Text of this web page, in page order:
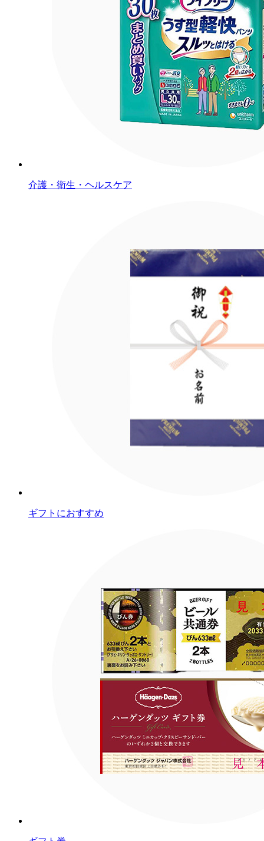
介護・衛生・ヘルスケア
ギフトにおすすめ